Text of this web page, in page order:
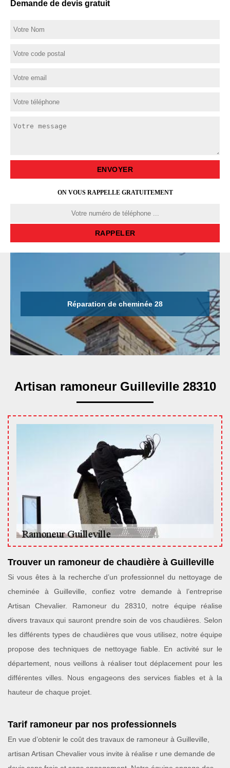
Demande de devis gratuit
ON VOUS RAPPELLE GRATUITEMENT
Réparation de cheminée 28
Artisan ramoneur Guilleville 28310
Trouver un ramoneur de chaudière à Guilleville
Si vous êtes à la recherche d’un professionnel du nettoyage de
cheminée à Guilleville, confiez votre demande à l’entreprise
Artisan Chevalier. Ramoneur du 28310, notre équipe réalise
divers travaux qui sauront prendre soin de vos chaudières. Selon
les différents types de chaudières que vous utilisez, notre équipe
propose des techniques de nettoyage fiable. En activité sur le
département, nous veillons à réaliser tout déplacement pour les
différentes villes. Nous engageons des services fiables et à la
hauteur de chaque projet.
Tarif ramoneur par nos professionnels
En vue d’obtenir le coût des travaux de ramoneur à Guilleville,
artisan Artisan Chevalier vous invite à réalise r une demande de